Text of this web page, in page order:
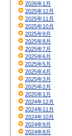
2026年1月
2025年12月
2025年11月
2025年10月
2025年9月
2025年8月
2025年7月
2025年6月
2025年5月
2025年4月
2025年3月
2025年2月
2025年1月
2024年12月
2024年11月
2024年10月
2024年9月
2024年8月